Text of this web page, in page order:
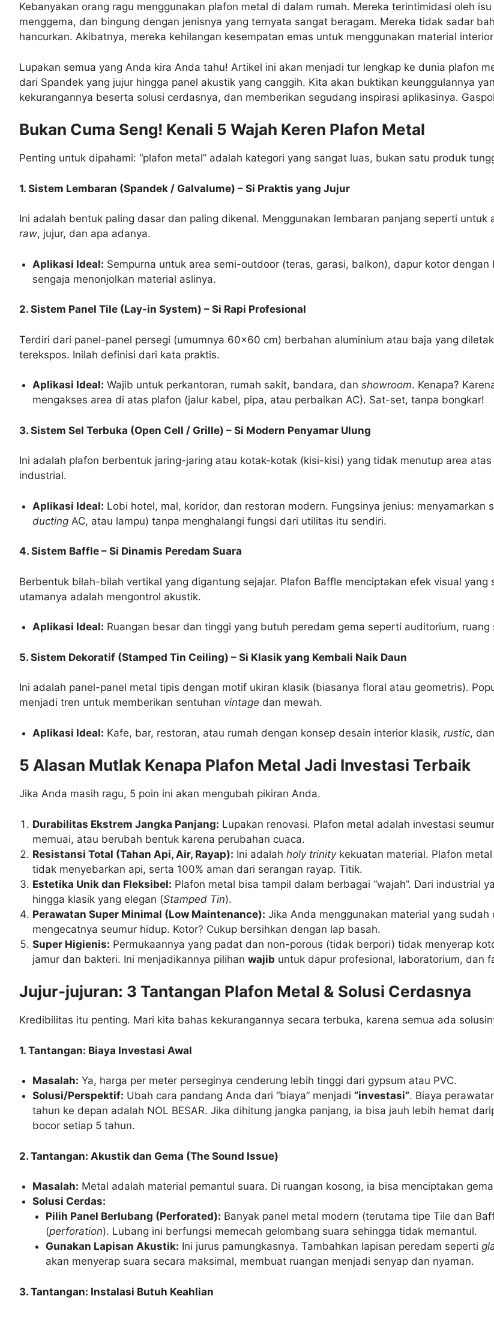
Kebanyakan orang ragu menggunakan plafon metal di dalam rumah. Mereka terintimidasi oleh
menggema, dan bingung dengan jenisnya yang ternyata sangat beragam. Mereka tidak sadar
hancurkan. Akibatnya, mereka kehilangan kesempatan emas untuk menggunakan material
Lupakan semua yang Anda kira Anda tahu! Artikel ini akan menjadi tur lengkap ke dunia plafon
dari Spandek yang jujur hingga panel akustik yang canggih. Kita akan buktikan keunggulannya
kekurangannya beserta solusi cerdasnya, dan memberikan segudang inspirasi aplikasinya.
Bukan Cuma Seng! Kenali 5 Wajah Keren Plafon Metal
Penting untuk dipahami: “plafon metal” adalah kategori yang sangat luas, bukan satu produk
1. Sistem Lembaran (Spandek / Galvalume) – Si Praktis yang Jujur
Ini adalah bentuk paling dasar dan paling dikenal. Menggunakan lembaran panjang seperti
raw, jujur, dan apa adanya.
Aplikasi Ideal: Sempurna untuk area semi-outdoor (teras, garasi, balkon), dapur kotor
sengaja menonjolkan material aslinya.
2. Sistem Panel Tile (Lay-in System) – Si Rapi Profesional
Terdiri dari panel-panel persegi (umumnya 60×60 cm) berbahan aluminium atau baja yang
terekspos. Inilah definisi dari kata praktis.
Aplikasi Ideal: Wajib untuk perkantoran, rumah sakit, bandara, danshowroom. Kenapa?
mengakses area di atas plafon (jalur kabel, pipa, atau perbaikan AC). Sat-set, tanpa bongkar!
3. Sistem Sel Terbuka (Open Cell / Grille) – Si Modern Penyamar Ulung
Ini adalah plafon berbentuk jaring-jaring atau kotak-kotak (kisi-kisi) yang tidak menutup area
industrial.
Aplikasi Ideal: Lobi hotel, mal, koridor, dan restoran modern. Fungsinya jenius:
ducting AC, atau lampu) tanpa menghalangi fungsi dari utilitas itu sendiri.
4. Sistem Baffle – Si Dinamis Peredam Suara
Berbentuk bilah-bilah vertikal yang digantung sejajar. Plafon Baffle menciptakan efek visual
utamanya adalah mengontrol akustik.
Aplikasi Ideal: Ruangan besar dan tinggi yang butuh peredam gema seperti auditorium,
5. Sistem Dekoratif (Stamped Tin Ceiling) – Si Klasik yang Kembali Naik Daun
Ini adalah panel-panel metal tipis dengan motif ukiran klasik (biasanya floral atau geometris).
menjadi tren untuk memberikan sentuhan vintage dan mewah.
Aplikasi Ideal: Kafe, bar, restoran, atau rumah dengan konsep desain interior klasik,rustic,
5 Alasan Mutlak Kenapa Plafon Metal Jadi Investasi Terbaik
Jika Anda masih ragu, 5 poin ini akan mengubah pikiran Anda.
Durabilitas Ekstrem Jangka Panjang: Lupakan renovasi. Plafon metal adalah investasi
memuai, atau berubah bentuk karena perubahan cuaca.
Resistansi Total (Tahan Api, Air, Rayap): Ini adalahholy trinitykekuatan material. Plafon
tidak menyebarkan api, serta 100% aman dari serangan rayap. Titik.
Estetika Unik dan Fleksibel: Plafon metal bisa tampil dalam berbagai “wajah”. Dari industrial
hingga klasik yang elegan (Stamped Tin).
Perawatan Super Minimal (Low Maintenance): Jika Anda menggunakan material yang sudah
mengecatnya seumur hidup. Kotor? Cukup bersihkan dengan lap basah.
Super Higienis: Permukaannya yang padat dan non-porous (tidak berpori) tidak menyerap
jamur dan bakteri. Ini menjadikannya pilihanwajib untuk dapur profesional, laboratorium, dan
Jujur-jujuran: 3 Tantangan Plafon Metal & Solusi Cerdasnya
Kredibilitas itu penting. Mari kita bahas kekurangannya secara terbuka, karena semua ada
1. Tantangan: Biaya Investasi Awal
Masalah: Ya, harga per meter perseginya cenderung lebih tinggi dari gypsum atau PVC.
Solusi/Perspektif: Ubah cara pandang Anda dari “biaya” menjadi “investasi”. Biaya
tahun ke depan adalah NOL BESAR. Jika dihitung jangka panjang, ia bisa jauh lebih hemat
bocor setiap 5 tahun.
2. Tantangan: Akustik dan Gema (The Sound Issue)
Masalah: Metal adalah material pemantul suara. Di ruangan kosong, ia bisa menciptakan
Solusi Cerdas:
Pilih Panel Berlubang (Perforated): Banyak panel metal modern (terutama tipe Tile dan
(perforation). Lubang ini berfungsi memecah gelombang suara sehingga tidak memantul.
Gunakan Lapisan Akustik: Ini jurus pamungkasnya. Tambahkan lapisan peredam seperti
akan menyerap suara secara maksimal, membuat ruangan menjadi senyap dan nyaman.
3. Tantangan: Instalasi Butuh Keahlian